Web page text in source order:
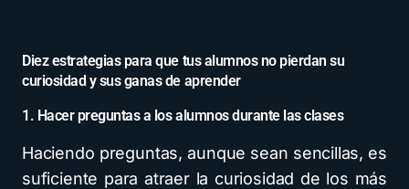
Diez estrategias para que tus alumnos no pierdan su
curiosidad y sus ganas de aprender
1. Hacer preguntas a los alumnos durante las clases
Haciendo preguntas, aunque sean sencillas, es
suficiente para atraer la curiosidad de los más